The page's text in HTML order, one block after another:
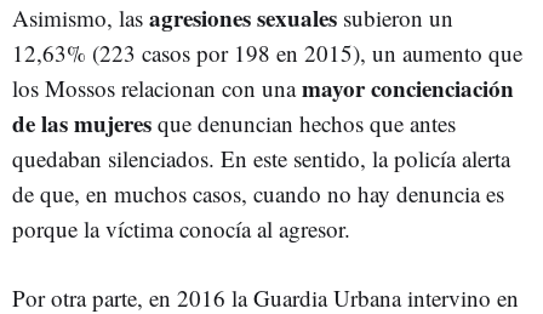
Asimismo, las agresiones sexuales subieron un
12,63% (223 casos por 198 en 2015), un aumento que
los Mossos relacionan con unamayor concienciación
de las mujeres que denuncian hechos que antes
quedaban silenciados. En este sentido, la policía alerta
de que, en muchos casos, cuando no hay denuncia es
porque la víctima conocía al agresor.
Por otra parte, en 2016 la Guardia Urbana intervino en